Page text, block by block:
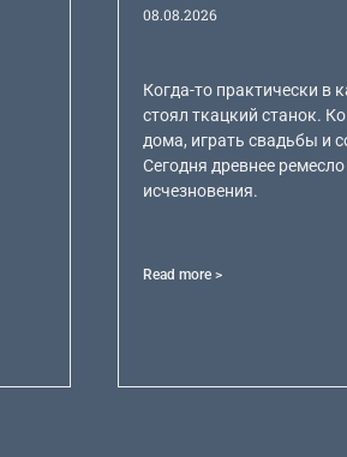
08.08.2026
Когда-то практически в
стоял ткацкий станок.
дома, играть свадьбы и
Сегодня древнее
исчезновения.
Read more >